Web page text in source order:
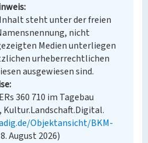
steht unter der freien
nicht
Medien unterliegen
urheberrechtlichen
ausgewiesen sind.
360 710 im Tagebau
Kultur.Landschaft.Digital.
Objektansicht/BKM-
August 2026)